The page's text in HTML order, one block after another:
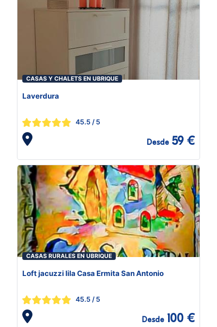
CASAS Y CHALETS EN UBRIQUE
Laverdura
45.5 / 5
Desde 59 €
CASAS RURALES EN UBRIQUE
Loft jacuzzi lila Casa Ermita San Antonio
45.5 / 5
Desde 100 €